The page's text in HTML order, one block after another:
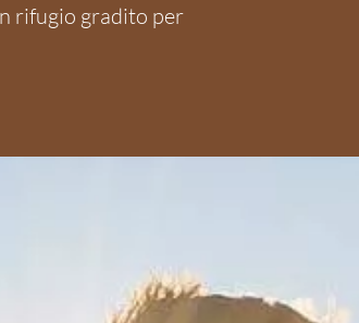
rifugio gradito per